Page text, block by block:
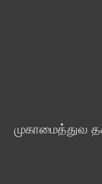
முகாமைத்துவ